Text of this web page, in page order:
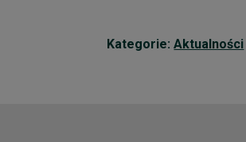
Kategorie:Aktualności